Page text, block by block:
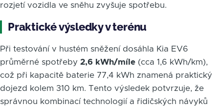
rozjetí vozidla ve sněhu zvyšuje spotřebu.
Praktické výsledky v terénu
Při testování v hustém sněžení dosáhla Kia EV6
průměrné spotřeby 2,6 kWh/míle (cca 1,6 kWh/km),
což při kapacitě baterie 77,4 kWh znamená praktický
dojezd kolem 310 km. Tento výsledek potvrzuje, že
správnou kombinací technologií a řidičských návyků